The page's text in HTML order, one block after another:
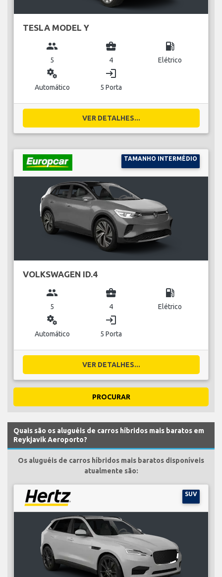
TESLA MODEL Y
group
5
business_center
4
local_gas_station
Elétrico
miscellaneous_services
Automático
login
5 Porta
VER DETALHES...
TAMANHO INTERMÉDIO
VOLKSWAGEN ID.4
group
5
business_center
4
local_gas_station
Elétrico
miscellaneous_services
Automático
login
5 Porta
VER DETALHES...
PROCURAR
Quais são os aluguéis de carros híbridos mais baratos em
Reykjavik Aeroporto?
Os aluguéis de carros híbridos mais baratos disponíveis
atualmente são:
SUV